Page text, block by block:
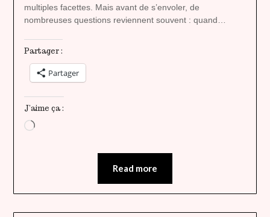
multiples facettes. Mais avant de s’envoler, de
nombreuses questions reviennent souvent : quand…
Partager :
Partager
J’aime ça :
Chargement…
Read more